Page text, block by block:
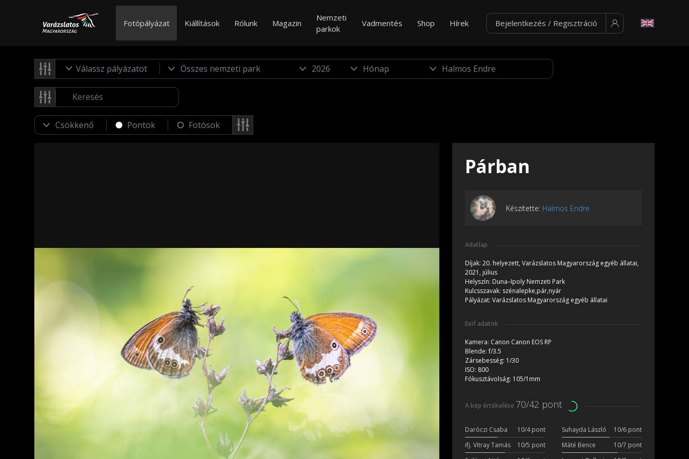
Fotópályázat Kiállítások Rólunk Magazin
Nemzeti
parkok
Vadmentés Shop Hírek Bejelentkezés / Regisztráció
Válassz pályázatot
Pontok Fotósok
Párban
Készítette: Halmos Endre
Adatlap
Díjak: 20. helyezett, Varázslatos Magyarország egyéb állatai,
2021, július
Helyszín: Duna–Ipoly Nemzeti Park
Kulcsszavak: szénalepke,pár,nyár
Pályázat: Varázslatos Magyarország egyéb állatai
Exif adatok
Kamera: Canon Canon EOS RP
Blende:f/3.5
Zársebesség: 1/30
ISO: 800
Fókusztávolság: 105/1mm
A kép értékelése 70/42 pont
Daróczi Csaba 10/4 pont Suhayda László
10/6 pont
ifj. Vitray Tamás
10/5 pont Máté Bence
10/7 pont